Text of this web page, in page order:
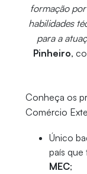
formação
habilidades
para a
Pinheiro,
Conheça os
Comércio
Único
país que
MEC;